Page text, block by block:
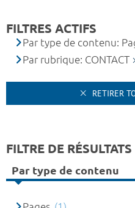
FILTRES ACTIFS
Par type de contenu:
Par rubrique: CONTACT
RETIRER
FILTRE DE RÉSULTATS
Par type de contenu